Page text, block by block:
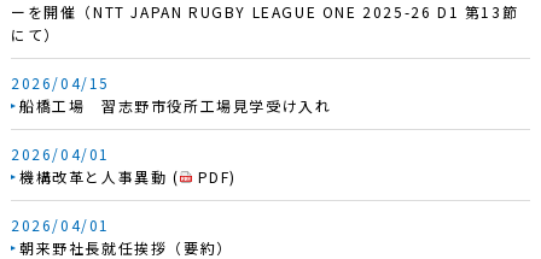
ーを開催（NTT JAPAN RUGBY LEAGUE ONE 2025-26 D1 第13節
にて）
2026/04/15
船橋工場 習志野市役所工場見学受け入れ
2026/04/01
機構改革と人事異動 ( PDF)
2026/04/01
朝来野社長就任挨拶（要約）